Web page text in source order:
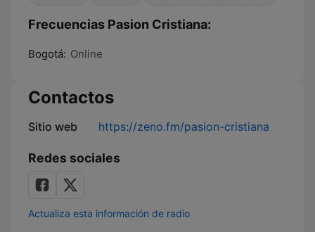
Frecuencias Pasion Cristiana:
Bogotá: Online
Contactos
Sitio web https://zeno.fm/pasion-cristiana
Redes sociales
Actualiza esta información de radio